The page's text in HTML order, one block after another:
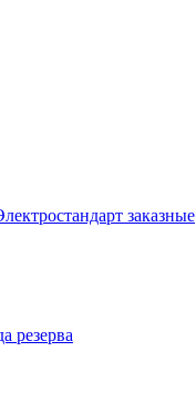
заказные
резерва